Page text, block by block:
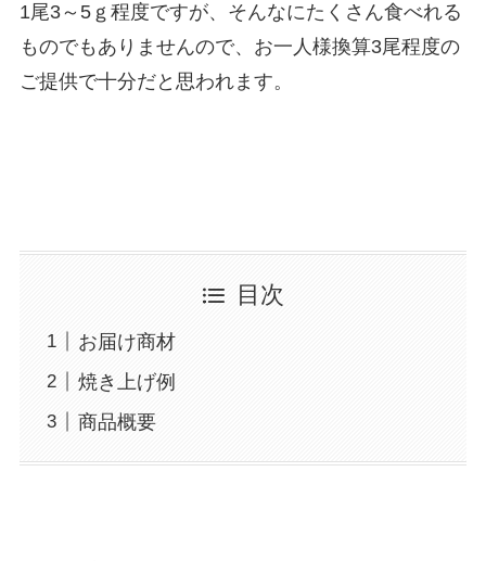
1尾3～5ｇ程度ですが、そんなにたくさん食べれる
ものでもありませんので、お一人様換算3尾程度の
ご提供で十分だと思われます。
目次
お届け商材
焼き上げ例
商品概要